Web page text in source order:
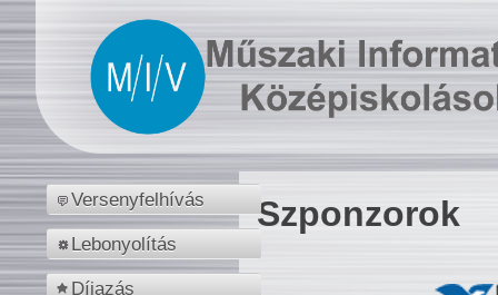
Versenyfelhívás
Lebonyolítás
Díjazás
Szponzorok